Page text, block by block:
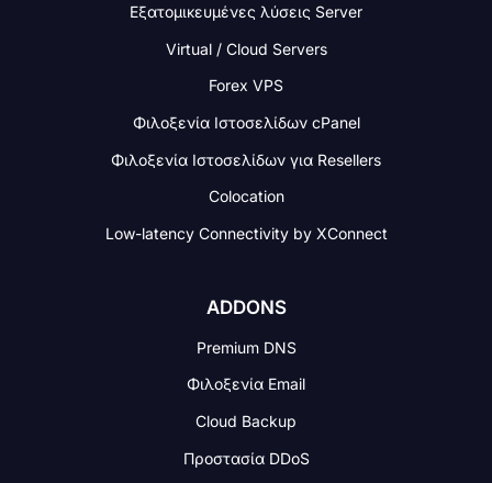
Εξατομικευμένες λύσεις Server
Virtual / Cloud Servers
Forex VPS
Φιλοξενία Ιστοσελίδων cPanel
Φιλοξενία Ιστοσελίδων για Resellers
Colocation
Low-latency Connectivityby XConnect
ADDONS
Premium DNS
Φιλοξενία Email
Cloud Backup
Προστασία DDoS